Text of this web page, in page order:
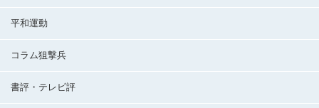
平和運動
コラム狙撃兵
書評・テレビ評